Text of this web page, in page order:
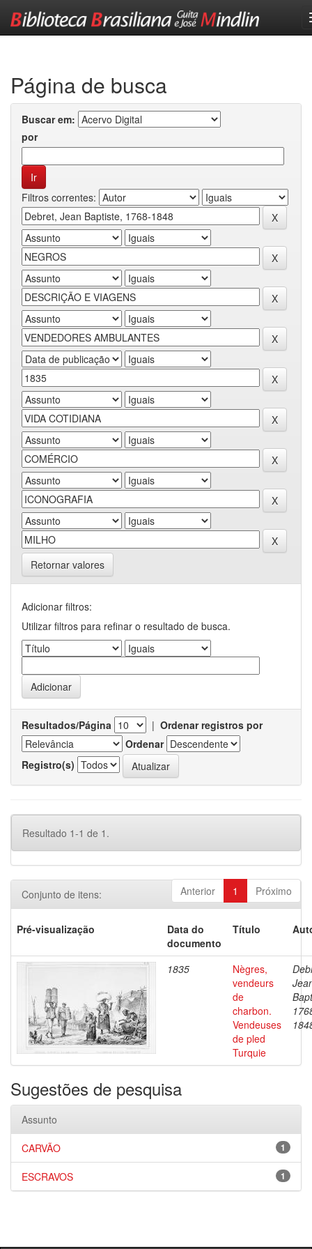
Página de busca
Buscar em:
por
Filtros correntes:
Retornar valores
Adicionar filtros:
Utilizar filtros para refinar o resultado de busca.
Resultados/Página | Ordenar registros por
Ordenar
Registro(s)
Resultado 1-1 de 1.
Anterior 1 Próximo
Conjunto de itens:
Pré-visualização
Data do
documento
Título
1835
Nègres,
vendeurs
de
charbon.
Vendeuses
de pled
Turquie
Sugestões de pesquisa
Assunto
1
CARVÃO
1
ESCRAVOS